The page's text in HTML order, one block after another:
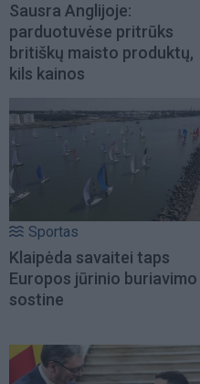
Sausra Anglijoje:
parduotuvėse pritrūks
britiškų maisto produktų,
kils kainos
Sportas
Klaipėda savaitei taps
Europos jūrinio buriavimo
sostine